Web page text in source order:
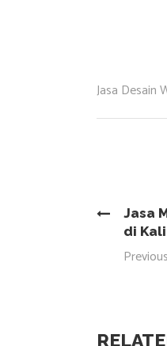
Jasa Desain
Jasa
di